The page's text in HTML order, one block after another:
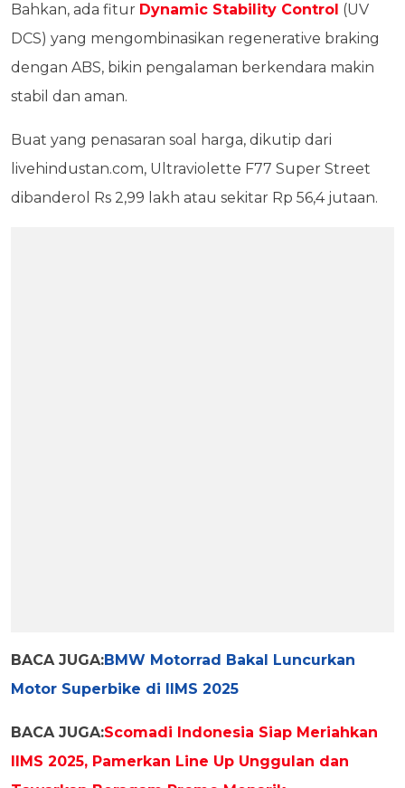
Bahkan, ada fitur Dynamic Stability Control (UV
DCS) yang mengombinasikan regenerative braking
dengan ABS, bikin pengalaman berkendara makin
stabil dan aman.
Buat yang penasaran soal harga, dikutip dari
livehindustan.com, Ultraviolette F77 Super Street
dibanderol Rs 2,99 lakh atau sekitar Rp 56,4 jutaan.
BACA JUGA:BMW Motorrad Bakal Luncurkan
Motor Superbike di IIMS 2025
BACA JUGA:Scomadi Indonesia Siap Meriahkan
IIMS 2025, Pamerkan Line Up Unggulan dan